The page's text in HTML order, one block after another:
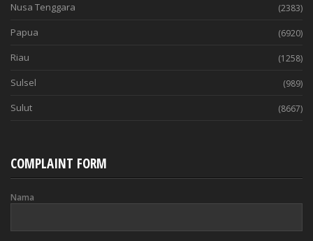
Nusa Tenggara (2383)
Papua (6920)
Riau (1258)
Sulsel (989)
Sulut (8667)
COMPLAINT FORM
Nama